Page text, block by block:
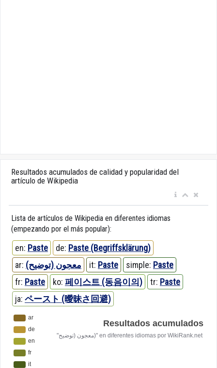
Resultados acumulados de calidad y popularidad del
artículo de Wikipedia
Lista de artículos de Wikipedia en diferentes idiomas
(empezando por el más popular):
en: Paste de: Paste (Begriffsklärung)
ar: معجون (توضيح) it: Paste simple: Paste
fr: Paste ko: 페이스트 (동음이의) tr: Paste
ja: ペースト (曖昧さ回避)